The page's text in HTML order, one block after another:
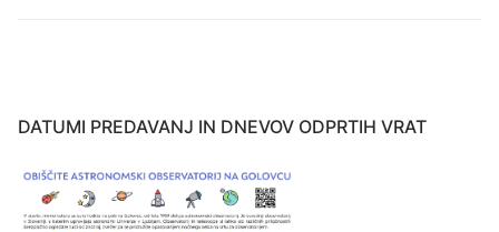
DATUMI PREDAVANJ IN DNEVOV ODPRTIH VRAT